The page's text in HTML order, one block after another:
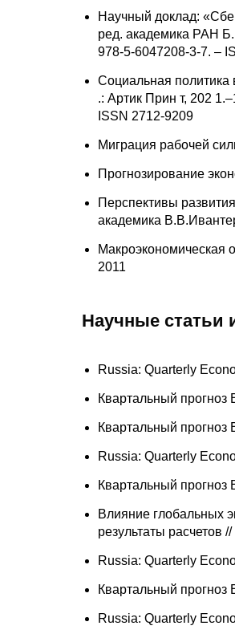
Научный доклад:
ред. академика РАН
978-5-6047208-3-7. –
Социальная
.: Артик Прин т, 202
ISSN 2712-9209
Миграция рабочей
Прогнозирование
Перспективы
академика
Макроэкономическая
2011
Научные статьи
Russia: Quarterly
Квартальный
Квартальный
Russia: Quarterly
Квартальный
Влияние глобальных
результаты
Russia: Quarterly
Квартальный
Russia: Quarterly